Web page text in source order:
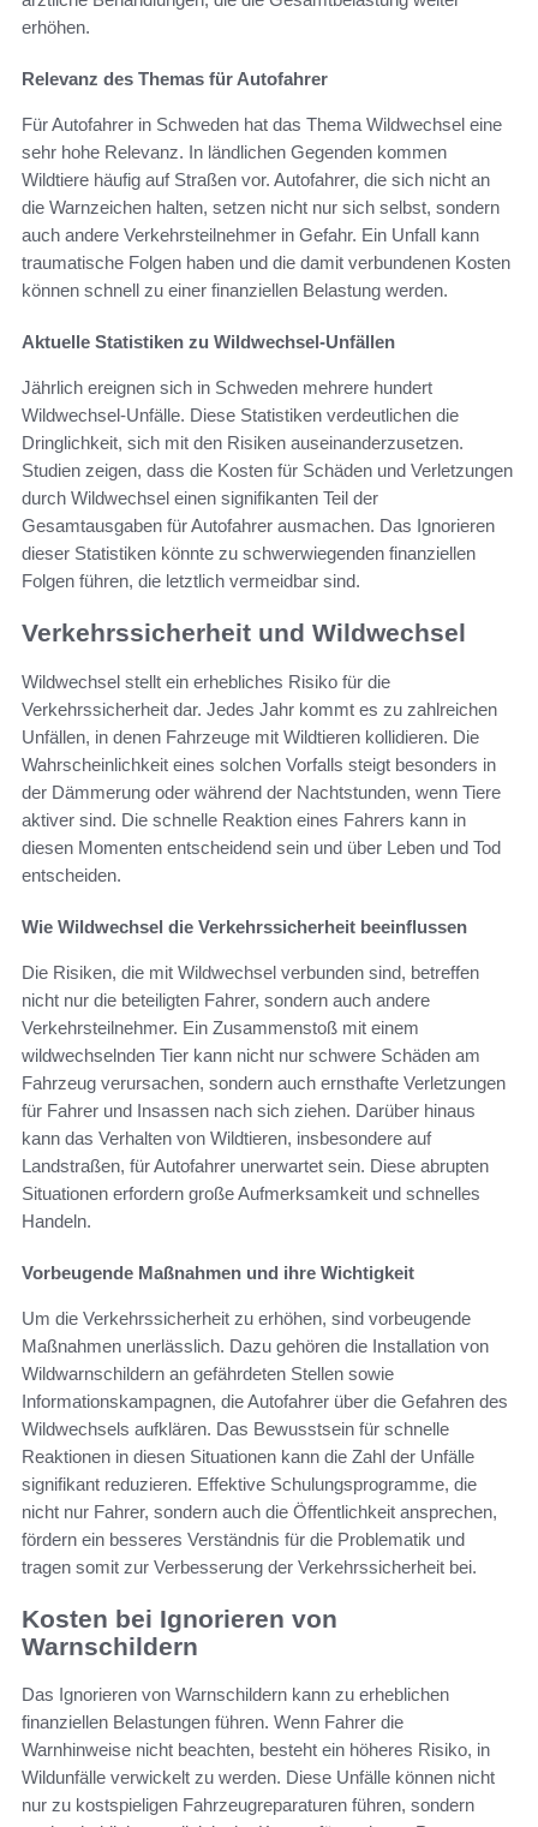
erhöhen.
Relevanz des Themas für Autofahrer
Für Autofahrer in Schweden hat das Thema Wildwechsel eine
sehr hohe Relevanz. In ländlichen Gegenden kommen
Wildtiere häufig auf Straßen vor. Autofahrer, die sich nicht an
die Warnzeichen halten, setzen nicht nur sich selbst, sondern
auch andere Verkehrsteilnehmer in Gefahr. Ein Unfall kann
traumatische Folgen haben und die damit verbundenen Kosten
können schnell zu einer finanziellen Belastung werden.
Aktuelle Statistiken zu Wildwechsel-Unfällen
Jährlich ereignen sich in Schweden mehrere hundert
Wildwechsel-Unfälle. Diese Statistiken verdeutlichen die
Dringlichkeit, sich mit den Risiken auseinanderzusetzen.
Studien zeigen, dass die Kosten für Schäden und Verletzungen
durch Wildwechsel einen signifikanten Teil der
Gesamtausgaben für Autofahrer ausmachen. Das Ignorieren
dieser Statistiken könnte zu schwerwiegenden finanziellen
Folgen führen, die letztlich vermeidbar sind.
Verkehrssicherheit und Wildwechsel
Wildwechsel stellt ein erhebliches Risiko für die
Verkehrssicherheit dar. Jedes Jahr kommt es zu zahlreichen
Unfällen, in denen Fahrzeuge mit Wildtieren kollidieren. Die
Wahrscheinlichkeit eines solchen Vorfalls steigt besonders in
der Dämmerung oder während der Nachtstunden, wenn Tiere
aktiver sind. Die schnelle Reaktion eines Fahrers kann in
diesen Momenten entscheidend sein und über Leben und Tod
entscheiden.
Wie Wildwechsel die Verkehrssicherheit beeinflussen
Die Risiken, die mit Wildwechsel verbunden sind, betreffen
nicht nur die beteiligten Fahrer, sondern auch andere
Verkehrsteilnehmer. Ein Zusammenstoß mit einem
wildwechselnden Tier kann nicht nur schwere Schäden am
Fahrzeug verursachen, sondern auch ernsthafte Verletzungen
für Fahrer und Insassen nach sich ziehen. Darüber hinaus
kann das Verhalten von Wildtieren, insbesondere auf
Landstraßen, für Autofahrer unerwartet sein. Diese abrupten
Situationen erfordern große Aufmerksamkeit und schnelles
Handeln.
Vorbeugende Maßnahmen und ihre Wichtigkeit
Um die Verkehrssicherheit zu erhöhen, sind vorbeugende
Maßnahmen unerlässlich. Dazu gehören die Installation von
Wildwarnschildern an gefährdeten Stellen sowie
Informationskampagnen, die Autofahrer über die Gefahren des
Wildwechsels aufklären. Das Bewusstsein für schnelle
Reaktionen in diesen Situationen kann die Zahl der Unfälle
signifikant reduzieren. Effektive Schulungsprogramme, die
nicht nur Fahrer, sondern auch die Öffentlichkeit ansprechen,
fördern ein besseres Verständnis für die Problematik und
tragen somit zur Verbesserung der Verkehrssicherheit bei.
Kosten bei Ignorieren von
Warnschildern
Das Ignorieren von Warnschildern kann zu erheblichen
finanziellen Belastungen führen. Wenn Fahrer die
Warnhinweise nicht beachten, besteht ein höheres Risiko, in
Wildunfälle verwickelt zu werden. Diese Unfälle können nicht
nur zu kostspieligen Fahrzeugreparaturen führen, sondern